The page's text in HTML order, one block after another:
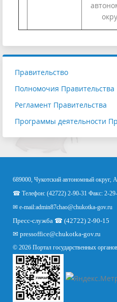
Правительство
Полномочия Правительства
Регламент Правительства
Программы деятельности
689000, Чукотский автономный округ,
☎ Телефон: (42722) 2-90-31 Факс: 2-
✉ e-mail:admin87chao@chukotka-gov.ru
Пресс-служба ☎ (42722) 2-90-15
✉ pressoffice@chukotka-gov.ru
© 2026 Портал государственных